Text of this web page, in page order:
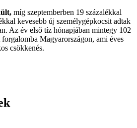
míg szeptemberben 19 százalékkal
kevesebb új személygépkocsit adtak
Az év első tíz hónapjában mintegy 102
Magyarországon, ami éves
csökkenés.